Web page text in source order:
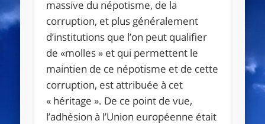
massive du népotisme, de la
corruption, et plus généralement
d’institutions que l’on peut qualifier
de «molles » et qui permettent le
maintien de ce népotisme et de cette
corruption, est attribuée à cet
« héritage ». De ce point de vue,
l’adhésion à l’Union européenne était